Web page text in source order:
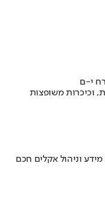
י-ם
וכיכרות משופצות
וניהול אקלים חכם